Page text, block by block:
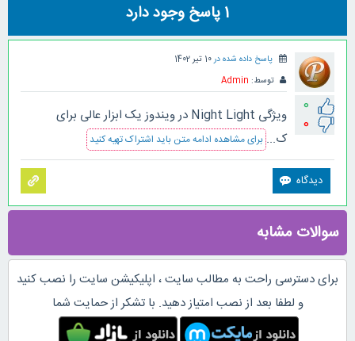
1پاسخ وجود دارد
0
0
پاسخ داده شده در10 تیر 1402
توسط: Admin
ویژگی Night Light در ویندوز یک ابزار عالی برای
ک... برای مشاهده ادامه متن باید اشتراک تهیه کنید
سوالات مشابه
برای دسترسی راحت به مطالب سایت ، اپلیکیشن سایت را نصب کنید
و لطفا بعد از نصب امتیاز دهید. با تشکر از حمایت شما